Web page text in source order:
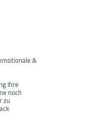
&
Ihre
noch
zu